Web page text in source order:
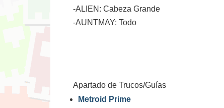
-ALIEN: Cabeza Grande
-AUNTMAY: Todo
Apartado de Trucos/Guías
Metroid Prime